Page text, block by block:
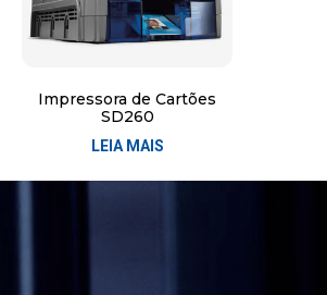
Impressora de Cartões
SD260
LEIA MAIS